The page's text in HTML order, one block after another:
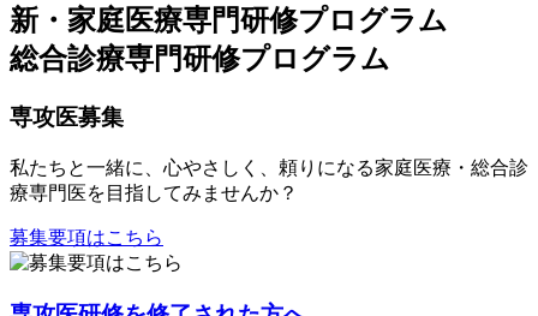
新・家庭医療専門研修プログラム
総合診療専門研修プログラム
専攻医募集
私たちと一緒に、心やさしく、頼りになる家庭医療・総合診
療専門医を目指してみませんか？
募集要項はこちら